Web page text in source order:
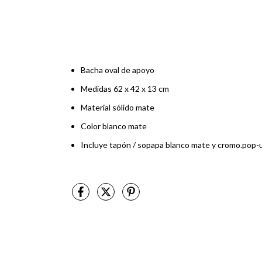
Bacha oval de apoyo
Medidas 62 x 42 x 13 cm
Material sólido mate
Color blanco mate
Incluye tapón / sopapa blanco mate y cromo.pop-